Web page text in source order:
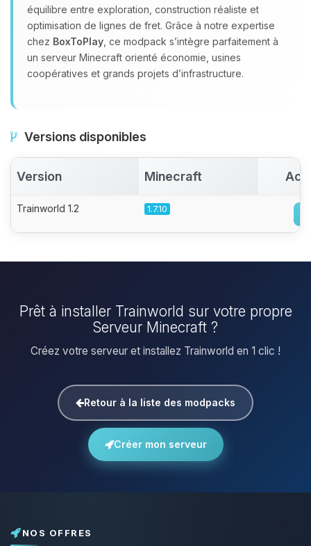
équilibre entre exploration, construction réaliste et
optimisation de lignes de fret. Grâce à notre expertise
chez BoxToPlay , ce modpack s’intègre parfaitement à
un serveur Minecraft orienté économie, usines
coopératives et grands projets d’infrastructure.
Versions disponibles
Version Minecraft
Trainworld 1.2 1.7.10
Prêt à installer Trainworld sur votre propre
Serveur Minecraft ?
Créez votre serveur et installez Trainworld en 1 clic !
Retour à la liste des modpacks
Créer mon serveur
NOS OFFRES